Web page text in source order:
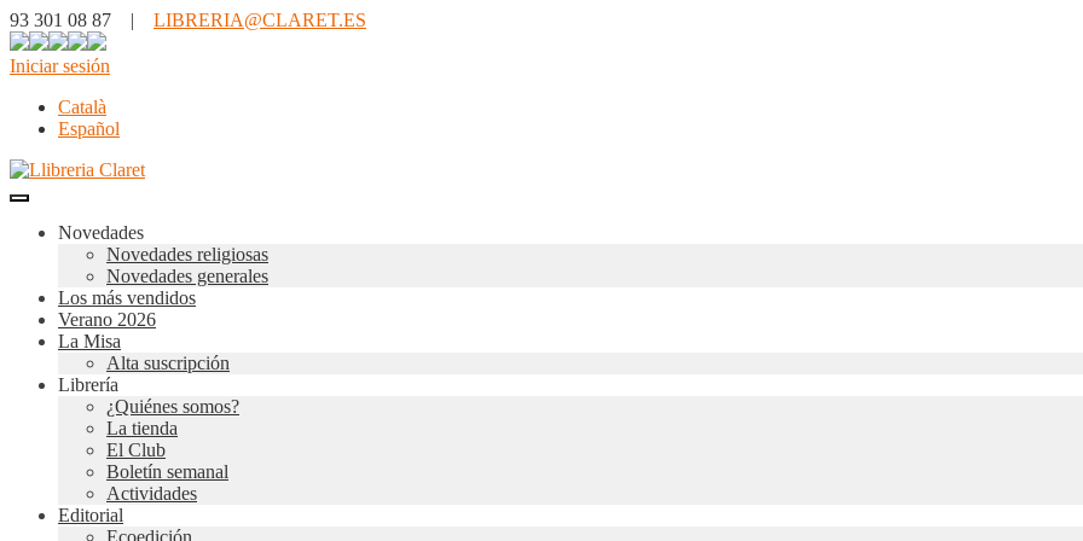
93 301 08 87 | LIBRERIA@CLARET.ES
Iniciar sesión
Català
Español
Novedades
Novedades religiosas
Novedades generales
Los más vendidos
Verano 2026
La Misa
Alta suscripción
Librería
¿Quiénes somos?
La tienda
El Club
Boletín semanal
Actividades
Editorial
Ecoedición